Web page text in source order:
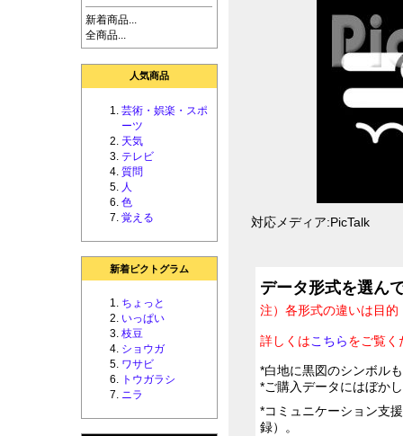
新着商品...
全商品...
人気商品
芸術・娯楽・スポ
ーツ
天気
テレビ
質問
人
色
覚える
新着ピクトグラム
ちょっと
いっぱい
枝豆
ショウガ
ワサビ
トウガラシ
ニラ
対応メディア:PicTalk
データ形式を選ん
注）各形式の違いは目
詳しくはこちらをご覧く
*白地に黒図のシンボル
*ご購入データにはぼか
*コミュニケーション支
録）。